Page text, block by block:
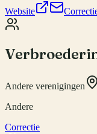
Website
Andere verenigingen
Andere
Correctie